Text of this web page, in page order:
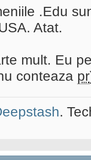
.Edu
Atat.
mult. Eu
conteaza pr
.